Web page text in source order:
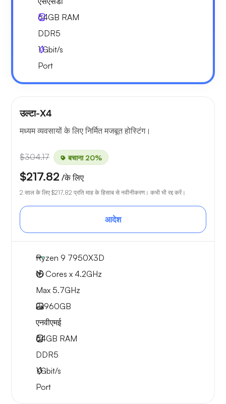
64GB RAM
DDR5
1Gbit/s
Port
उल्टा-X4
मध्यम व्यवसायों के लिए निर्मित मजबूत होस्टिंग।
$304.17 बचाना 20%
$217.82 /के लिए
2 साल के लिए $217.82 प्रति माह के हिसाब से नवीनीकरण। कभी भी रद्द करें।
आदेश
Ryzen 9 7950X3D
16 Cores x 4.2GHz
Max 5.7GHz
2x960GB
एनवीएमई
64GB RAM
DDR5
1Gbit/s
Port